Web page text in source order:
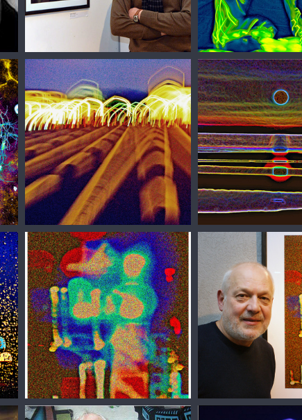
Сергей Зизюлин Сергей Зизюлин.
Сергей Зизюлин Сергей Зизюлин